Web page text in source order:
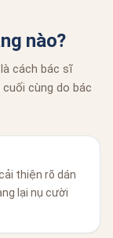
nào?
cách bác sĩ
cùng do bác
thiện rõ dán
lại nụ cười